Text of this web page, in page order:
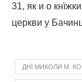
31, як и о
церкви у
ДНЇ МИКОЛИ М.